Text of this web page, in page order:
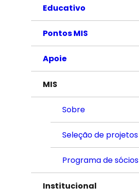
Educativo
Pontos MIS
Apoie
MIS
Sobre
Seleção de projetos
Programa de sócios
Institucional